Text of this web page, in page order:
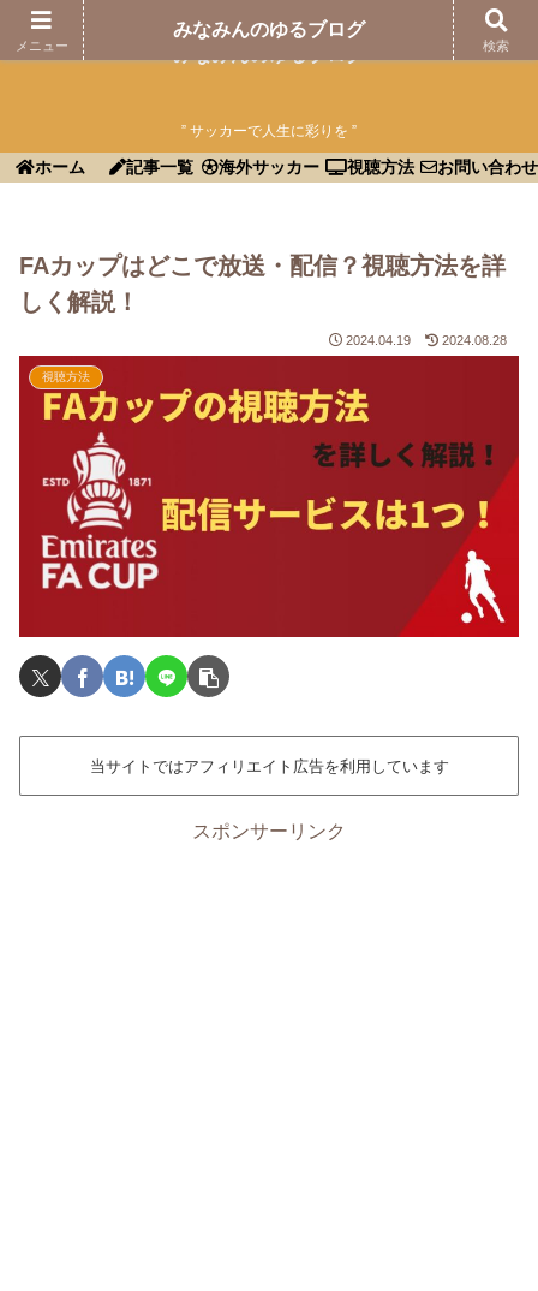
” サッカーで人生に彩りを ”
ホーム 記事一覧 海外サッカー 視聴方法 お問い合わせ
FAカップはどこで放送・配信？視聴方法を詳
しく解説！
2024.04.19 2024.08.28
視聴方法
当サイトではアフィリエイト広告を利用しています
スポンサーリンク
メニュー
みなみんのゆるブログ
検索